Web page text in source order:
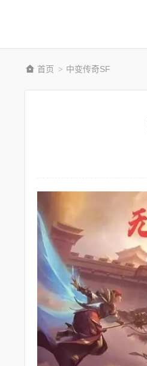
首页 > 中变传奇SF